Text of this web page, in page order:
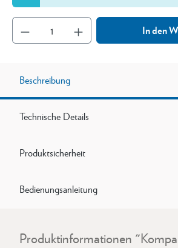
In den
Beschreibung
Technische Details
Produktsicherheit
Bedienungsanleitung
Produktinformationen